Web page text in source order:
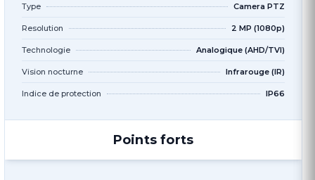
Type Camera PTZ
Resolution 2 MP (1080p)
Technologie Analogique (AHD/TVI)
Vision nocturne Infrarouge (IR)
Indice de protection IP66
Points forts